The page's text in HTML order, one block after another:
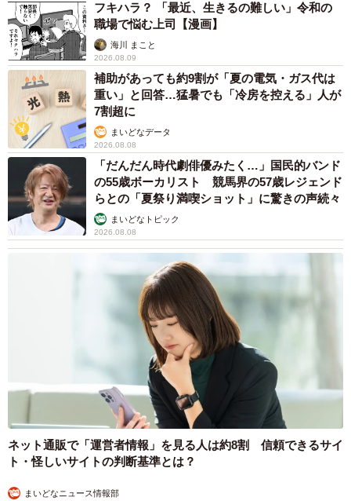
フキハラ？ 「最近、生きるの難しい」令和の
職場で悩む上司【漫画】
海川 まこと
2026.08.09
補助があっても約9割が「夏の電気・ガス代は
重い」と回答…猛暑でも「冷房を控える」人が
7割超に
まいどなデータ
2026.08.08
「だんだん時代劇俳優みたく…」国民的バンド
の55歳ボーカリスト 競馬界の57歳レジェンド
らとの「夏祭り満喫ショット」に驚きの声続々
まいどなトピック
2026.08.08
ネット通販で「運営者情報」を見る人は約8割 信頼できるサイ
ト・怪しいサイトの判断基準とは？
まいどなニュース情報部